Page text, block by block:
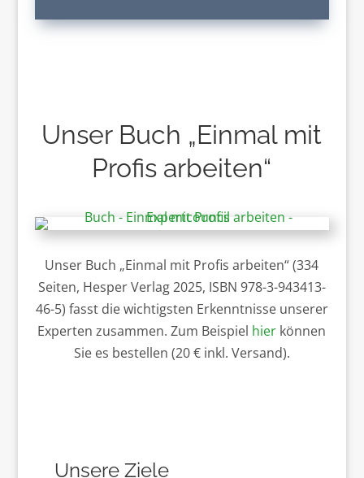
Unser Buch „Einmal mit
Profis arbeiten“
Unser Buch „Einmal mit Profis arbeiten“ (334
Seiten, Hesper Verlag 2025, ISBN 978-3-943413-
46-5) fasst die wichtigsten Erkenntnisse unserer
Experten zusammen. Zum Beispiel hier können
Sie es bestellen (20 € inkl. Versand).
Unsere Ziele